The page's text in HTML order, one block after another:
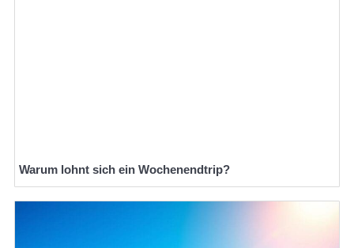
Warum lohnt sich ein Wochenendtrip?